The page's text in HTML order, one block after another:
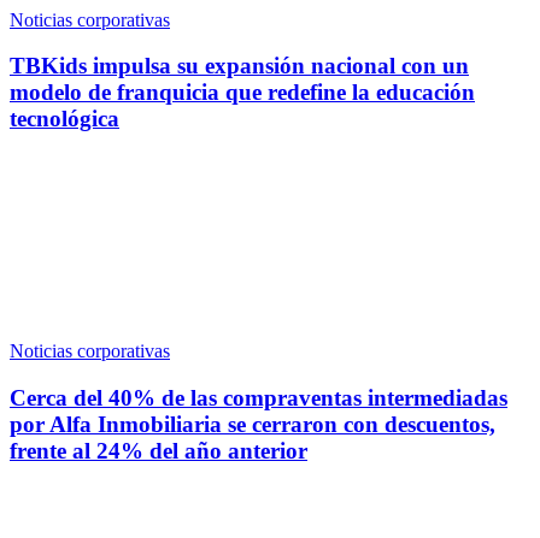
Noticias corporativas
TBKids impulsa su expansión nacional con un
modelo de franquicia que redefine la educación
tecnológica
Noticias corporativas
Cerca del 40% de las compraventas intermediadas
por Alfa Inmobiliaria se cerraron con descuentos,
frente al 24% del año anterior